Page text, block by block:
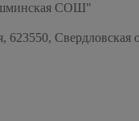
СОШ"
623550,